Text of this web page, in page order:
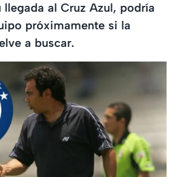
llegada al Cruz Azul, podría
próximamente si la
a buscar.